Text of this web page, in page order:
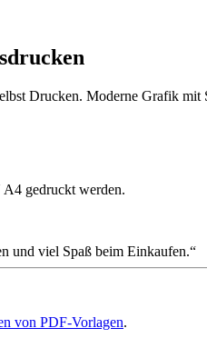
Drucken. Moderne Grafik
gedruckt werden.
und viel Spaß beim Einkaufen.
von PDF-Vorlagen.